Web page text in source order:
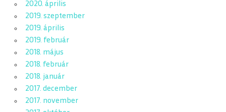
2020. április
2019. szeptember
2019. április
2019. február
2018. május
2018. február
2018. január
2017. december
2017. november